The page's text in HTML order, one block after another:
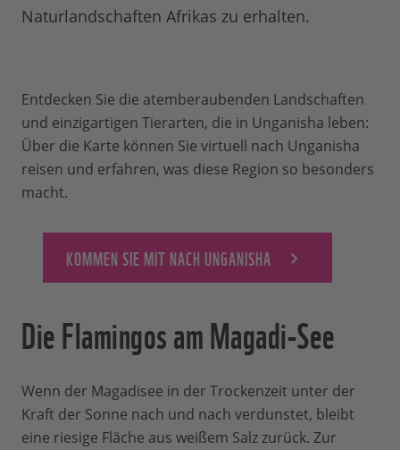
Naturlandschaften Afrikas zu erhalten.
Entdecken Sie die atemberaubenden Landschaften
und einzigartigen Tierarten, die in Unganisha leben:
Über die Karte können Sie virtuell nach Unganisha
reisen und erfahren, was diese Region so besonders
macht.
KOMMEN SIE MIT NACH UNGANISHA
Die Flamingos am Magadi-See
Wenn der Magadisee in der Trockenzeit unter der
Kraft der Sonne nach und nach verdunstet, bleibt
eine riesige Fläche aus weißem Salz zurück. Zur